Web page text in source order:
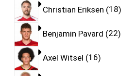
Christian Eriksen 18
Benjamin Pavard 22
Axel Witsel 16